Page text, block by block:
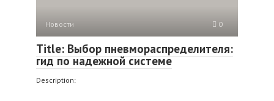
Новости 0
Title: Выбор пневмораспределителя:
гид по надежной системе
Description: